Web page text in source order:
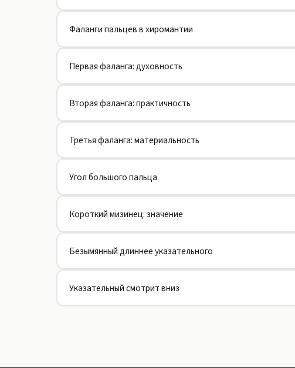
Фаланги пальцев в хиромантии
Первая фаланга: духовность
Вторая фаланга: практичность
Третья фаланга: материальность
Угол большого пальца
Короткий мизинец: значение
Безымянный длиннее указательного
Указательный смотрит вниз